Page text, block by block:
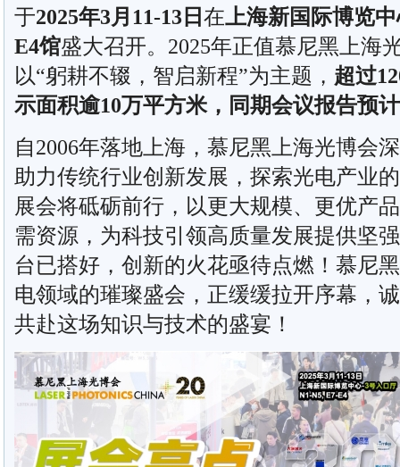
于2025年3月 11-13日 在上海新国际博览
E4馆盛大召开。2025年正值慕尼黑上海
以“躬耕不辍，智启新程”为主题， 超过
示面积逾10万平方米，同期会议报告预计
自2006年落地上海，慕尼黑上海光博会
助力传统行业创新发展，探索光电产业
展会将砥砺前行，以更大规模、更优产
需资源，为科技引领高质量发展提供坚
台已搭好，创新的火花亟待点燃！慕尼
电领域的璀璨盛会，正缓缓拉开序幕，
共赴这场知识与技术的盛宴！